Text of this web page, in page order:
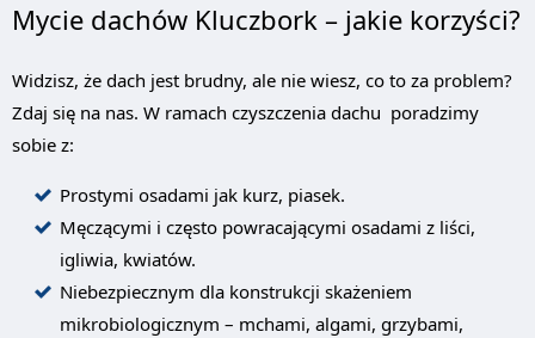
Mycie dachów Kluczbork – jakie korzyści?
Widzisz, że dach jest brudny, ale nie wiesz, co to za problem?
Zdaj się na nas. W ramach czyszczenia dachu poradzimy
sobie z:
Prostymi osadami jak kurz, piasek.
Męczącymi i często powracającymi osadami z liści,
igliwia, kwiatów.
Niebezpiecznym dla konstrukcji skażeniem
mikrobiologicznym – mchami, algami, grzybami,